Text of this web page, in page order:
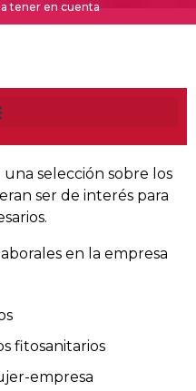
tener en cuenta
selección sobre los
ser de interés para
en la empresa
fitosanitarios
empresa